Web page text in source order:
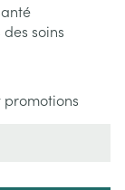
soins
promotions